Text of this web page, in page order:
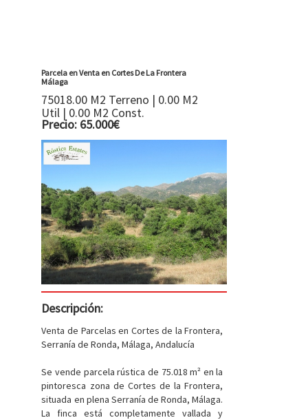
Parcela en Venta en Cortes De La Frontera
Málaga
75018.00 M2 Terreno | 0.00 M2
Util | 0.00 M2 Const.
Precio: 65.000€
Descripción:
Venta de Parcelas en Cortes de la Frontera,
Serranía de Ronda, Málaga, Andalucía
Se vende parcela rústica de 75.018 m² en la
pintoresca zona de Cortes de la Frontera,
situada en plena Serranía de Ronda, Málaga.
La finca está completamente vallada y